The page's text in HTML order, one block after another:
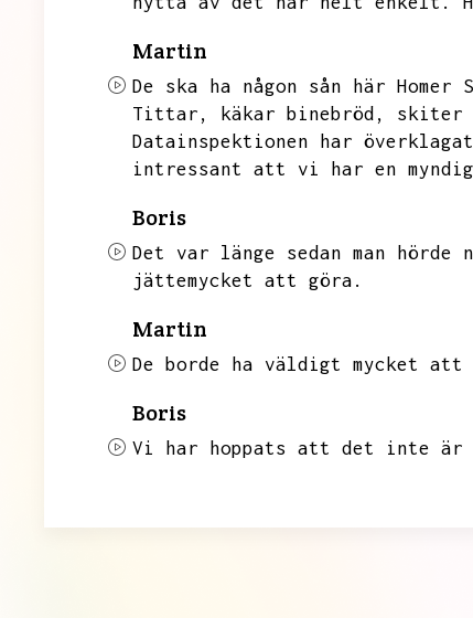
Martin
De ska ha någon sån här
Tittar,
käkar binebröd, skiter
Datainspektionen har
intressant att vi har en
Boris
Det var länge sedan man hörde
jättemycket att göra.
Martin
De borde ha väldigt mycket
Boris
Vi har hoppats att det inte är